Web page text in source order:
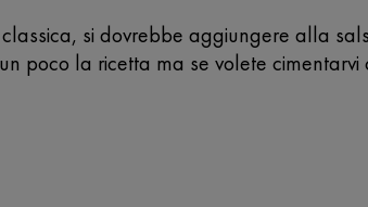
si dovrebbe aggiungere alla
la ricetta ma se volete cimentarvi